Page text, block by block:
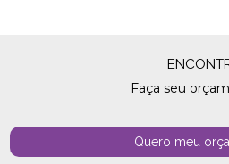
Faça seu
Quero meu